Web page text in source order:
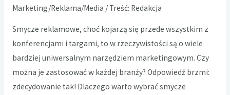
Marketing/Reklama/Media / Treść: Redakcja
Smycze reklamowe, choć kojarzą się przede wszystkim z
konferencjami i targami, to w rzeczywistości są o wiele
bardziej uniwersalnym narzędziem marketingowym. Czy
można je zastosować w każdej branży? Odpowiedź brzmi:
zdecydowanie tak! Dlaczego warto wybrać smycze